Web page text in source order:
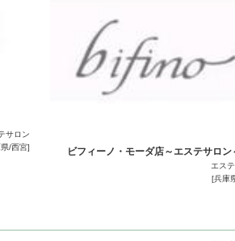
サロン
/西宮]
ビフィーノ・モーダ店～エステサロン
エス
[兵庫